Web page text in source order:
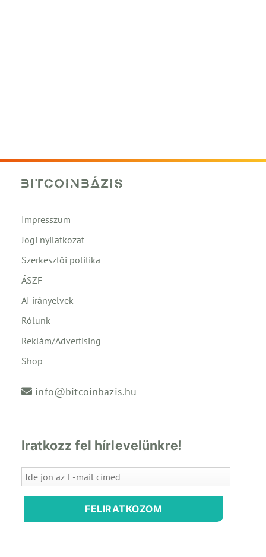
Impresszum
Jogi nyilatkozat
Szerkesztői politika
ÁSZF
AI irányelvek
Rólunk
Reklám/Advertising
Shop
info@bitcoinbazis.hu
Iratkozz fel hírlevelünkre!
FELIRATKOZOM